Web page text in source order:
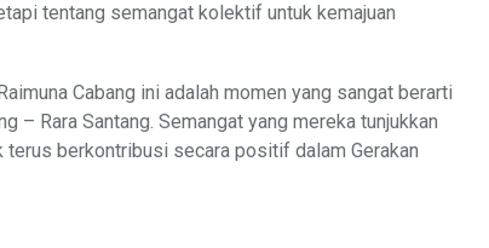
tentang semangat kolektif untuk kemajuan
Cabang ini adalah momen yang sangat berarti
– Rara Santang. Semangat yang mereka tunjukkan
berkontribusi secara positif dalam Gerakan